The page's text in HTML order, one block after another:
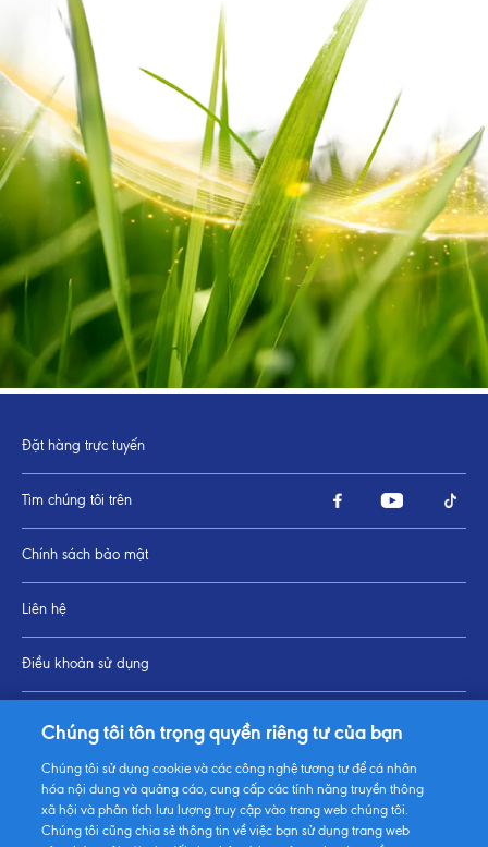
Đặt hàng trực tuyến
Tìm chúng tôi trên
Chính sách bảo mật
Liên hệ
Điều khoản sử dụng
Sơ đồ trang
Chúng tôi tôn trọng quyền riêng tư của bạn
Chúng tôi sử dụng cookie và các công nghệ tương tự để cá nhân
hóa nội dung và quảng cáo, cung cấp các tính năng truyền thông
xã hội và phân tích lưu lượng truy cập vào trang web chúng tôi.
Chúng tôi cũng chia sẻ thông tin về việc bạn sử dụng trang web